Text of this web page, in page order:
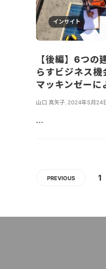
インサイト
【後編】6つの
らすビジネス機
マッキンゼーに
山口 真矢子 2024年5月24
...
PREVIOUS 1